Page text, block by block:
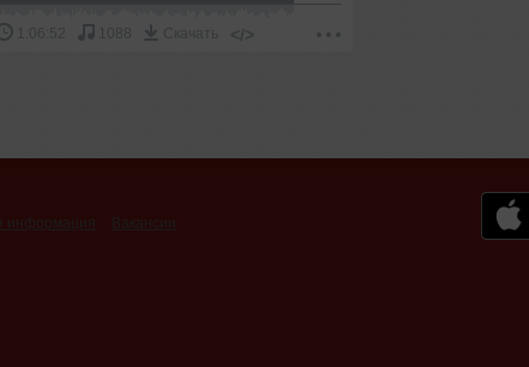
1:06:52 Скачать </>